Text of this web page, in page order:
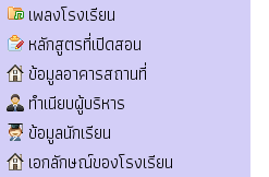
เพลงโรงเรียน
หลักสูตรที่เปิดสอน
ข้อมูลอาคารสถานที่
ทำเนียบผู้บริหาร
ข้อมูลนักเรียน
เอกลักษณ์ของโรงเรียน